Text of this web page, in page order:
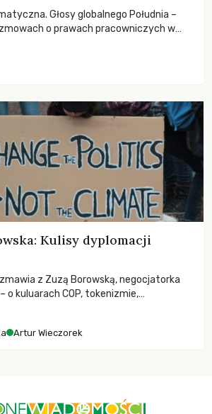
Głosy globalnego Południa –
o prawach pracowniczych w
Kulisy dyplomacji
z Zuzą Borowską, negocjatorka
– o kuluarach COP, tokenizmie,
Artur Wieczorek